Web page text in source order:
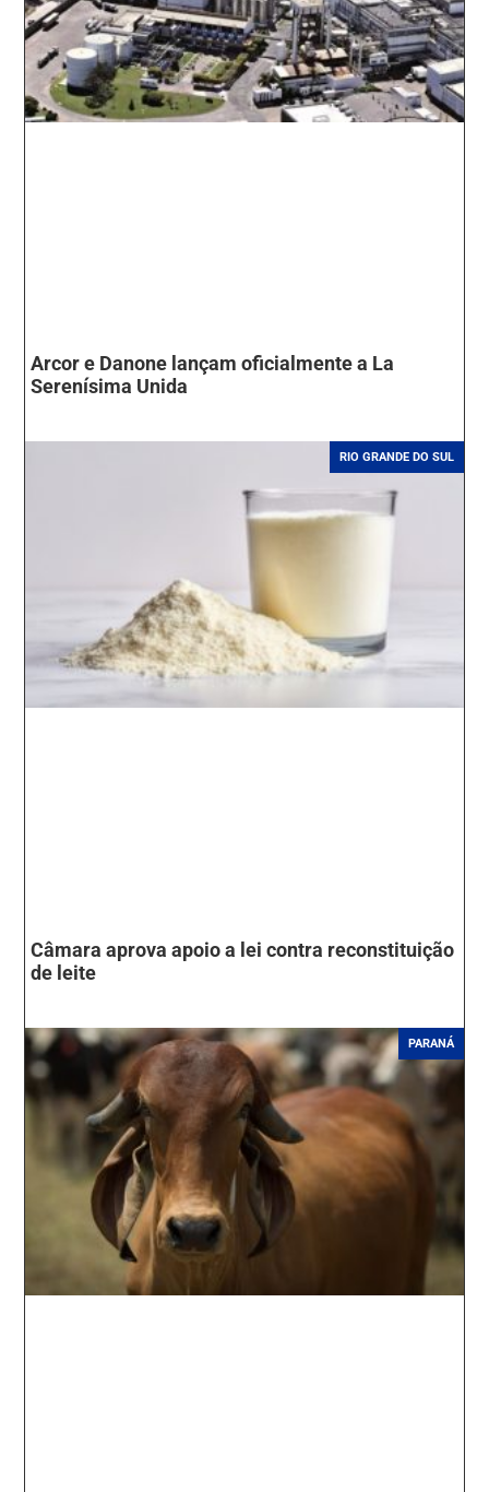
Arcor e Danone lançam oficialmente a La
Serenísima Unida
RIO GRANDE DO SUL
Câmara aprova apoio a lei contra reconstituição
de leite
PARANÁ